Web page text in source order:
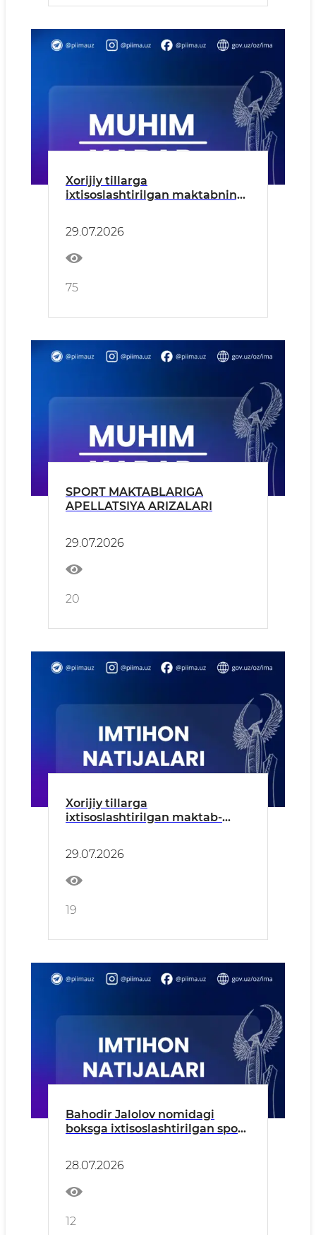
Xorijiy tillarga
ixtisoslashtirilgan maktabning
29.07.2026
75
SPORT MAKTABLARIGA
APELLATSIYA ARIZALARI
29.07.2026
20
Xorijiy tillarga
ixtisoslashtirilgan maktab-
29.07.2026
19
Bahodir Jalolov nomidagi
boksga ixtisoslashtirilgan sport
natijalari e’lon qilinmoqda!
28.07.2026
12